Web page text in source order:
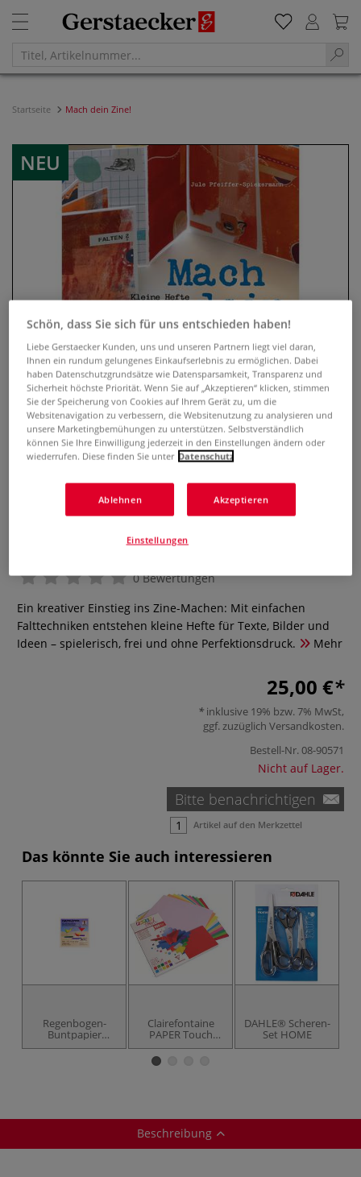
Startseite Mach dein Zine!
NEU
Mach dein Zine!
0 Bewertungen
Ein kreativer Einstieg ins Zine-Machen: Mit einfachen
Falttechniken entstehen kleine Hefte für Texte, Bilder und
Ideen – spielerisch, frei und ohne Perfektionsdruck.
Mehr
25,00 €
inklusive 19% bzw. 7% MwSt,
ggf. zuzüglich Versandkosten.
Bestell-Nr.08-90571
Nicht auf Lager.
Bitte benachrichtigen
Artikel auf den Merkzettel
Das könnte Sie auch interessieren
Regenbogen-
Buntpapier
Faltblätter
Clairefontaine
PAPER Touch
Origamipapier
Bastelmappe
DAHLE® Scheren-
Set HOME
Beschreibung
Schön, dass Sie sich für uns entschieden haben!
Liebe Gerstaecker Kunden, uns und unseren Partnern liegt viel daran,
Ihnen ein rundum gelungenes Einkaufserlebnis zu ermöglichen. Dabei
haben Datenschutzgrundsätze wie Datensparsamkeit, Transparenz und
Sicherheit höchste Priorität. Wenn Sie auf „Akzeptieren“ klicken, stimmen
Sie der Speicherung von Cookies auf Ihrem Gerät zu, um die
Websitenavigation zu verbessern, die Websitenutzung zu analysieren und
unsere Marketingbemühungen zu unterstützen. Selbstverständlich
können Sie Ihre Einwilligung jederzeit in den Einstellungen ändern oder
wiederrufen. Diese finden Sie unter Datenschutz
Ablehnen Akzeptieren
Einstellungen